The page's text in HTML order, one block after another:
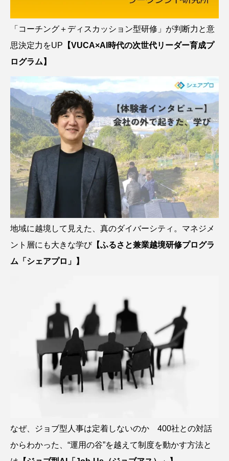
「コーチング＋ディスカッション型研修」が判断力と意
思決定力をUP 【VUCA×AI時代の次世代リーダー育成プ
ログラム】
地域に越境して見えた、真のダイバーシティ。マネジメ
ント層にも大きな学び【ふるさと兼業越境研修プログラ
ム「シェアプロ」】
なぜ、ジョブ型人事は定着しないのか 400社との対話
からわかった、“運用の谷”を越えて制度を動かす方法と